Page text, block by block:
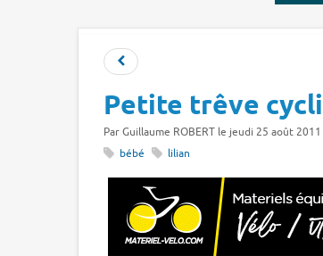
Petite trêve
Par Guillaume ROBERT le jeudi 25 août
bébé
lilian